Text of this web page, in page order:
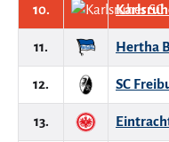
10.
11. Hertha
12. SC
13.